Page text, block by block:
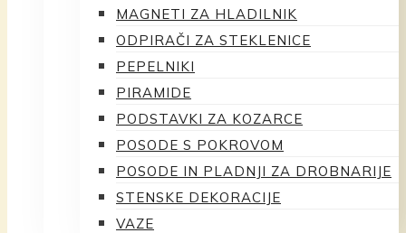
MAGNETI ZA HLADILNIK
ODPIRAČI ZA STEKLENICE
PEPELNIKI
PIRAMIDE
PODSTAVKI ZA KOZARCE
POSODE S POKROVOM
POSODE IN PLADNJI ZA DROBNARIJE
STENSKE DEKORACIJE
VAZE